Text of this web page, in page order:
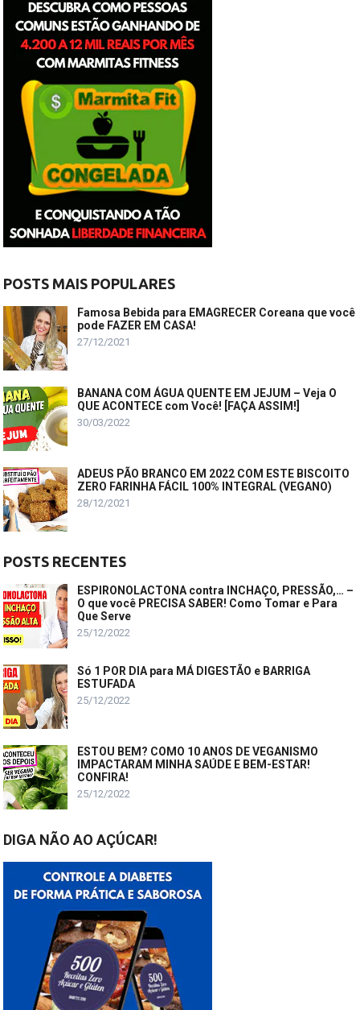
POSTS MAIS POPULARES
Famosa Bebida para EMAGRECER Coreana que você
pode FAZER EM CASA!
27/12/2021
BANANA COM ÁGUA QUENTE EM JEJUM – Veja O
QUE ACONTECE com Você! [FAÇA ASSIM!]
30/03/2022
ADEUS PÃO BRANCO EM 2022 COM ESTE BISCOITO
ZERO FARINHA FÁCIL 100% INTEGRAL (VEGANO)
28/12/2021
POSTS RECENTES
ESPIRONOLACTONA contra INCHAÇO, PRESSÃO,… –
O que você PRECISA SABER! Como Tomar e Para
Que Serve
25/12/2022
Só 1 POR DIA para MÁ DIGESTÃO e BARRIGA
ESTUFADA
25/12/2022
ESTOU BEM? COMO 10 ANOS DE VEGANISMO
IMPACTARAM MINHA SAÚDE E BEM-ESTAR!
CONFIRA!
25/12/2022
DIGA NÃO AO AÇÚCAR!